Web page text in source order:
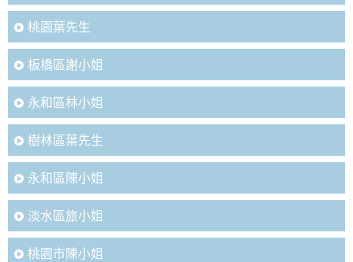
桃園葉先生
板橋區謝小姐
永和區林小姐
樹林區葉先生
永和區陳小姐
淡水區旅小姐
桃園市陳小姐